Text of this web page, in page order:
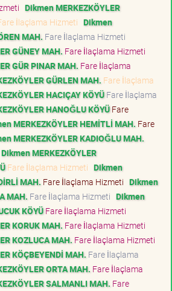
Dikmen MERKEZKÖYLER
İlaçlama Hizmeti Dikmen
MAH. Fare İlaçlama Hizmeti
GÜNEY MAH. Fare İlaçlama Hizmeti
GÜR PINAR MAH. Fare İlaçlama
GÜRLEN MAH. Fare İlaçlama
HACIÇAY KÖYÜFare İlaçlama
HANOĞLU KÖYÜFare
MERKEZKÖYLER HEMİTLİ MAH. Fare
MERKEZKÖYLER KADIOĞLU MAH.
Dikmen MERKEZKÖYLER
Fare İlaçlama Hizmeti Dikmen
MAH. Fare İlaçlama Hizmeti Dikmen
MAH. Fare İlaçlama Hizmeti Dikmen
KÖYÜFare İlaçlama Hizmeti
KORUK MAH. Fare İlaçlama Hizmeti
KOZLUCA MAH. Fare İlaçlama Hizmeti
KÖÇBEYENDİ MAH. Fare İlaçlama
ORTA MAH. Fare İlaçlama
SALMANLI MAH. Fare